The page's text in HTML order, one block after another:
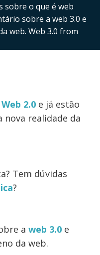
sobre o que é web
sobre a web 3.0 e
web. Web 3.0 from
Web 2.0 e já estão
nova realidade da
Tem dúvidas
?
a web 3.0 e
da web.